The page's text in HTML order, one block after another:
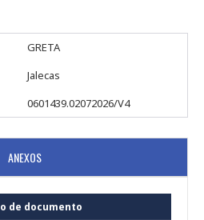
GRETA
Jalecas
0601439.02072026/V4
ANEXOS
de documento